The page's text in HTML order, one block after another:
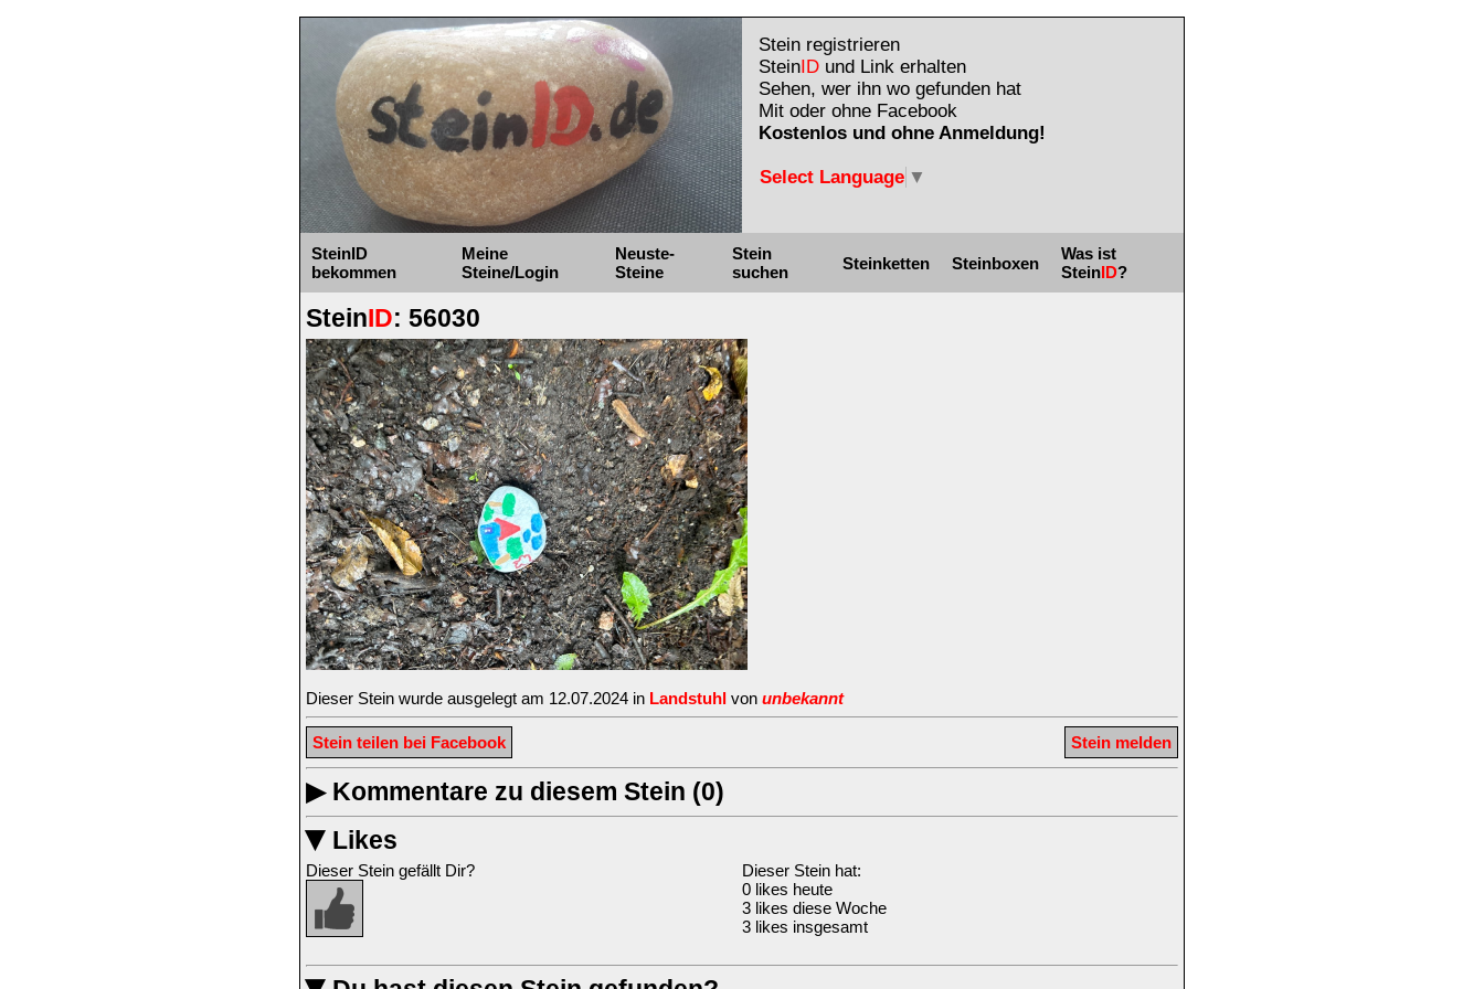
Stein registrieren
SteinID und Link erhalten
Sehen, wer ihn wo gefunden hat
Mit oder ohne Facebook
Kostenlos und ohne Anmeldung!
Select Language ▼
SteinID
bekommen
Meine
Steine/Login
Neuste-
Steine
Stein
suchen
Steinketten Steinboxen
Was ist
SteinID?
SteinID: 56030
Dieser Stein wurde ausgelegt am 12.07.2024 in Landstuhl von unbekannt
Stein melden
Stein teilen bei Facebook
▶Kommentare zu diesem Stein (0)
▶ Likes
Dieser Stein gefällt Dir?
Dieser Stein hat:
0 likes heute
3 likes diese Woche
3 likes insgesamt